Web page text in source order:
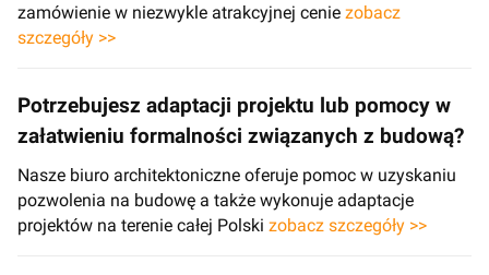
zamówienie w niezwykle atrakcyjnej cenie zobacz
szczegóły >>
Potrzebujesz adaptacji projektu lub pomocy w
załatwieniu formalności związanych z budową?
Nasze biuro architektoniczne oferuje pomoc w uzyskaniu
pozwolenia na budowę a także wykonuje adaptacje
projektów na terenie całej Polski zobacz szczegóły >>